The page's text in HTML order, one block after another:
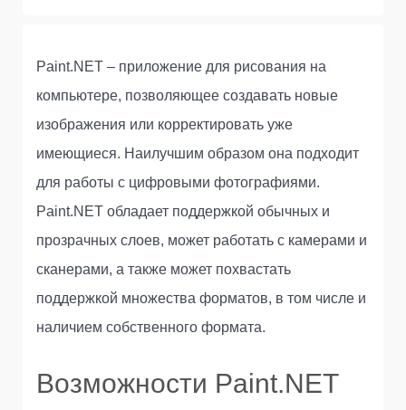
Paint.NET – приложение для рисования на
компьютере, позволяющее создавать новые
изображения или корректировать уже
имеющиеся. Наилучшим образом она подходит
для работы с цифровыми фотографиями.
Paint.NET обладает поддержкой обычных и
прозрачных слоев, может работать с камерами и
сканерами, а также может похвастать
поддержкой множества форматов, в том числе и
наличием собственного формата.
Возможности Paint.NET